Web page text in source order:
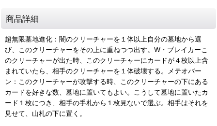
商品詳細
超無限墓地進化：闇のクリーチャーを１体以上自分の墓地から選
び、このクリーチャーをその上に重ねつつ出す。W・ブレイカーこ
のクリーチャーが出た時、このクリーチャーにカードが４枚以上含
まれていたら、相手のクリーチャーを１体破壊する。メテオバー
ン：このクリーチャーが攻撃する時、このクリーチャーの下にある
カードを好きな数、墓地に置いてもよい。こうして墓地に置いたカ
ード１枚につき、相手の手札から１枚見ないで選ぶ。相手はそれを
見せて、山札の下に置く。